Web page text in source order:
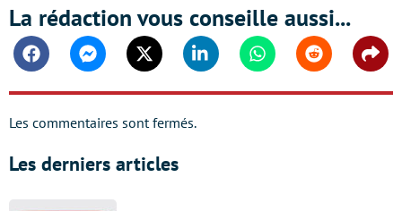
La rédaction vous conseille aussi...
FacebookMessengerTwitter Linkedin WhatsappReddit
Les commentaires sont fermés.
Les derniers articles